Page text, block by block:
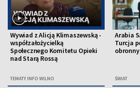
Wywiad z Alicją Klimaszewską -
współzałożycielką
Społecznego Komitetu Opieki
nad Starą Rossą
TEMATY INFO WILNO
Arabia
Turcja
obronny
ŚWIAT